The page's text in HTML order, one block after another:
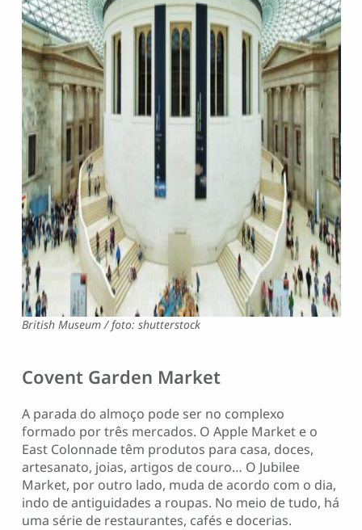
British Museum / foto: shutterstock
Covent Garden Market
A parada do almoço pode ser no complexo
formado por três mercados. O Apple Market e o
East Colonnade têm produtos para casa, doces,
artesanato, joias, artigos de couro… O Jubilee
Market, por outro lado, muda de acordo com o dia,
indo de antiguidades a roupas. No meio de tudo, há
uma série de restaurantes, cafés e docerias.